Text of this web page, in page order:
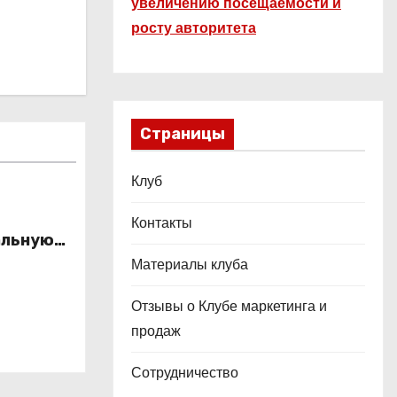
росту авторитета
Страницы
Клуб
Контакты
Материалы клуба
Отзывы о Клубе маркетинга и
продаж
Сотрудничество